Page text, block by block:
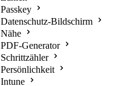
Passkey
Datenschutz-Bildschirm
Nähe
PDF-Generator
Schrittzähler
Persönlichkeit
Intune